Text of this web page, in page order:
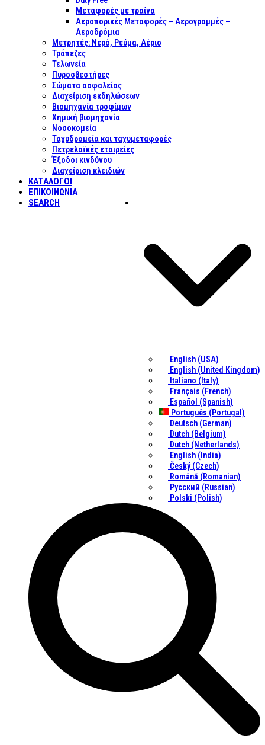
Μεταφορές με τραίνα
Αεροπορικές Μεταφορές – Αερογραμμές –
Αεροδρόμια
Μετρητές: Νερό, Ρεύμα, Αέριο
Τράπεζες
Τελωνεία
Πυροσβεστήρες
Σώματα ασφαλείας
Διαχείριση εκδηλώσεων
Βιομηχανία τροφίμων
Χημική βιομηχανία
Νοσοκομεία
Ταχυδρομεία και ταχυμεταφορές
Πετρελαϊκές εταιρείες
Έξοδοι κινδύνου
Διαχείριση κλειδιών
ΚΑΤΑΛΟΓΟΙ
ΕΠΙΚΟΙΝΩΝΊΑ
English (USA)
English (United Kingdom)
Italiano (Italy)
Français (French)
Español (Spanish)
Português (Portugal)
Deutsch (German)
Dutch (Belgium)
Dutch (Netherlands)
English (India)
Český (Czech)
Română (Romanian)
Русский (Russian)
Polski (Polish)
SEARCH